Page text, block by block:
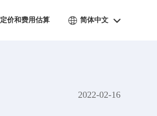
定价和费用估算 简体中文
2022-02-16